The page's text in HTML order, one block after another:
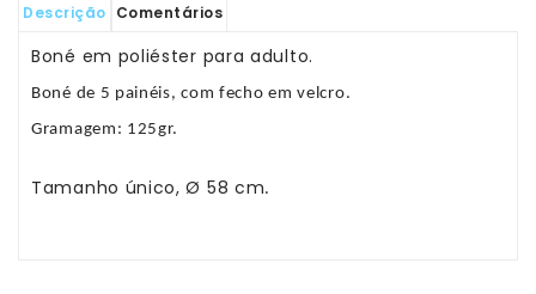
-
T-
-
–
Descrição Comentários
Boné em poliéster para adulto.
Boné de 5 painéis, com fecho em velcro.
Gramagem: 125gr.
Tamanho único, Ø 58 cm.